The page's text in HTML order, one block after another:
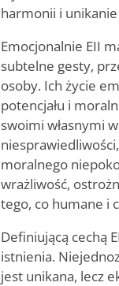
harmonii i
Emocjonalnie EII
subtelne gesty,
osoby. Ich życie
potencjału i
swoimi własnymi
moralnego
wrażliwość,
tego, co humane i
Definiującą cechą
istnienia.
jest unikana, lecz